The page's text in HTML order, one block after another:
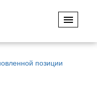
позиции